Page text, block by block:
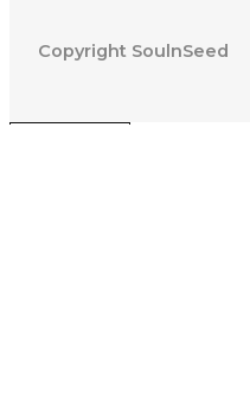
Copyright SoulnSeed